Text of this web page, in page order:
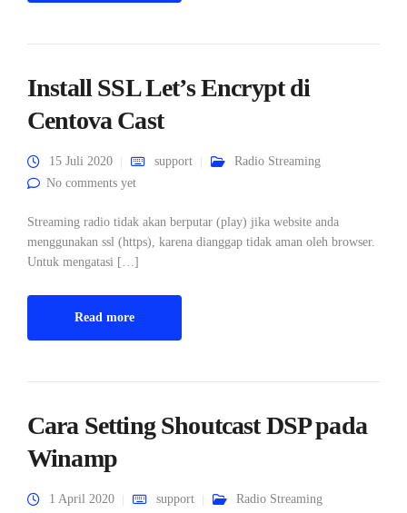
Install SSL Let’s Encrypt di
Centova Cast
15 Juli 2020 support
Radio Streaming
No comments yet
Streaming radio tidak akan berputar (play) jika website anda
menggunakan ssl (https), karena dianggap tidak aman oleh browser.
Untuk mengatasi […]
Read more
Cara Setting Shoutcast DSP pada
Winamp
1 April 2020 support
Radio Streaming